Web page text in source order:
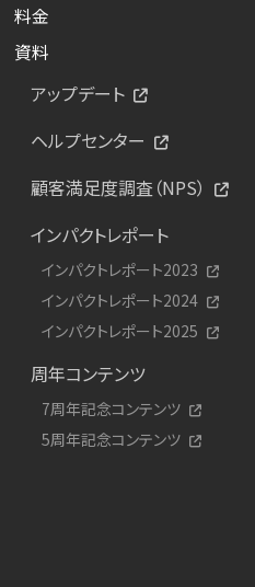
料金
資料
アップデート
ヘルプセンター
顧客満足度調査（NPS）
インパクトレポート
インパクトレポート2023
インパクトレポート2024
インパクトレポート2025
周年コンテンツ
7周年記念コンテンツ
5周年記念コンテンツ